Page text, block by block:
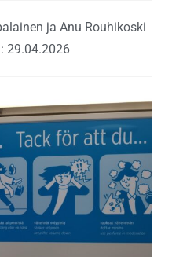
ja Anu Rouhikoski
29.04.2026